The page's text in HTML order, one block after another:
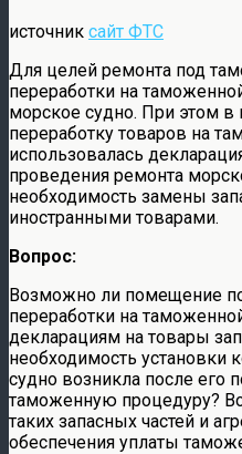
источник сайт ФТС
Для целей ремонта под
переработки на
морское судно. При этом в
переработку товаров на
использовалась
проведения ремонта
необходимость замены
иностранными товарами.
Вопрос:
Возможно ли помещение
переработки на
декларациям на товары
необходимость установки
судно возникла после его
таможенную процедуру?
таких запасных частей и
обеспечения уплаты